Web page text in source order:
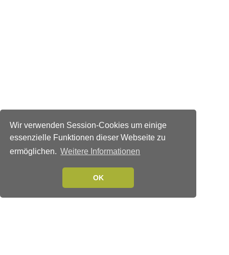
Wir verwenden Session-Cookies um einige
essenzielle Funktionen dieser Webseite zu
ermöglichen. Weitere Informationen
OK